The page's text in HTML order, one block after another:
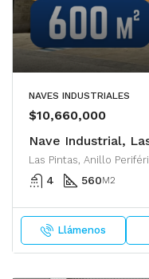
NAVES INDUSTRIALES
$10,660,000
Nave Industrial,
4 560M2
Llámenos